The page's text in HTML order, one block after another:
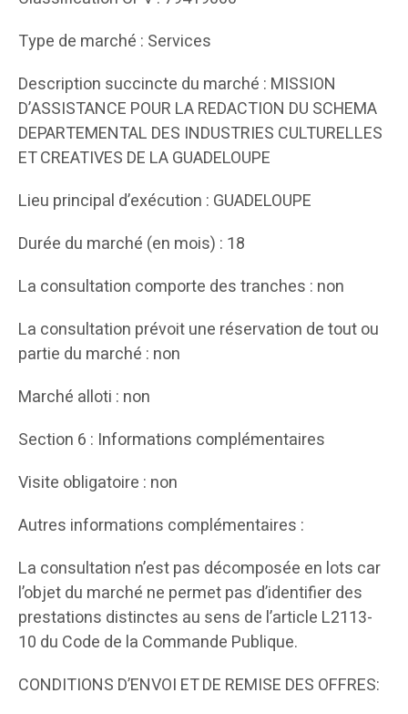
Type de marché : Services
Description succincte du marché : MISSION
D’ASSISTANCE POUR LA REDACTION DU SCHEMA
DEPARTEMENTAL DES INDUSTRIES CULTURELLES
ET CREATIVES DE LA GUADELOUPE
Lieu principal d’exécution : GUADELOUPE
Durée du marché (en mois) : 18
La consultation comporte des tranches : non
La consultation prévoit une réservation de tout ou
partie du marché : non
Marché alloti : non
Section 6 : Informations complémentaires
Visite obligatoire : non
Autres informations complémentaires :
La consultation n’est pas décomposée en lots car
l’objet du marché ne permet pas d’identifier des
prestations distinctes au sens de l’article L2113-
10 du Code de la Commande Publique.
CONDITIONS D’ENVOI ET DE REMISE DES OFFRES: